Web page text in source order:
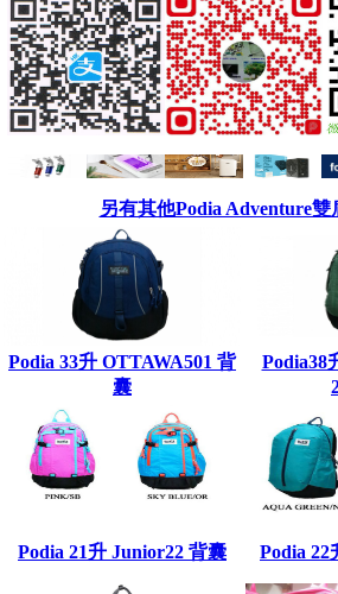
另有其他Podia Adventure雙
Podia 33升 OTTAWA501 背
囊
Podia38
Podia 21升 Junior22 背囊 Podia 22